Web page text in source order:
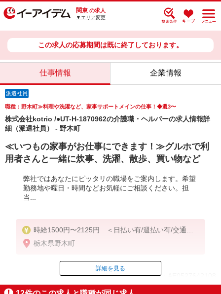
関東 の求人
▼エリア変更
この求人の応募期間は既に終了しております。
仕事情報 企業情報
派遣社員
職種：野木町≫料理や洗濯など、家事サポートメインの仕事！◆週3〜
株式会社kotrio /●UT-H-1870962の介護職・ヘルパーの求人情報詳
細（派遣社員） - 野木町
≪いつもの家事がお仕事にできます！≫グルホで利
用者さんと一緒に炊事、洗濯、散歩、買い物など
弊社ではあなたにピッタリの職場をご案内します。希望
勤務地や曜日・時間などお気軽にご相談ください。担
当...
時給1500円〜2125円 ＜日払い有/週払い有/交通費
全支給(ガソリン代含む)＞
栃木県野木町
ID：AE0527642108
詳細を見る